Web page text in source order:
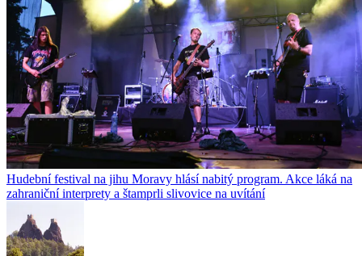
Hudební festival na jihu Moravy hlásí nabitý program. Akce láká na
zahraniční interprety a štamprli slivovice na uvítání